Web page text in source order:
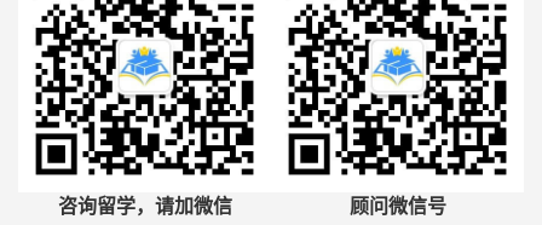
咨询留学，请加微信 顾问微信号